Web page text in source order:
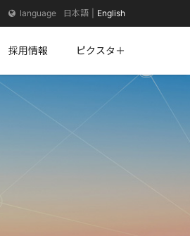
採用情報 ピクスタ＋
日本語 English